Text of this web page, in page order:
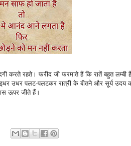
करते रहते। फरीद जी फरमाते हैं कि रातें बहुत लम्बी
उधर पलट-पलटकर रात्री के बीतने और सूर्य उदय की
ऊपर जीते हैं।